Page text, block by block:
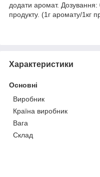
додати аромат. Дозування:
продукту. (1г аромату/1кг
Характеристики
Основні
Виробник
Країна виробник
Вага
Склад